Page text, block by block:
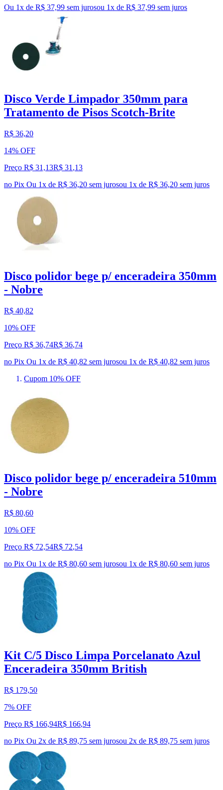
Ou 1x de R$ 37,99 sem jurosou 1x de R$ 37,99 sem juros
Disco Verde Limpador 350mm para
Tratamento de Pisos Scotch-Brite
R$ 36,20
14% OFF
Preço R$ 31,13R$ 31 ,13
no Pix Ou 1x de R$ 36,20 sem jurosou 1x de R$ 36,20 sem juros
Disco polidor bege p/ enceradeira 350mm
- Nobre
R$ 40,82
10% OFF
Preço R$ 36,74R$ 36,74
no Pix Ou 1x de R$ 40,82 sem jurosou 1x de R$ 40,82 sem juros
Cupom 10% OFF
Disco polidor bege p/ enceradeira 510mm
- Nobre
R$ 80,60
10% OFF
Preço R$ 72,54R$ 72,54
no Pix Ou 1x de R$ 80,60 sem jurosou 1x de R$ 80,60 sem juros
Kit C/5 Disco Limpa Porcelanato Azul
Enceradeira 350mm British
R$ 179,50
7% OFF
Preço R$ 166,94R$ 166,94
no Pix Ou 2x de R$ 89,75 sem jurosou 2x de R$ 89,75 sem juros